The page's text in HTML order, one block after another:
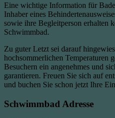
Eine wichtige Information für
Inhaber eines
sowie ihre Begleitperson erhalten
Schwimmbad.
Zu guter Letzt sei darauf
hochsommerlichen Temperaturen
Besuchern ein angenehmes und
garantieren. Freuen Sie sich auf
und buchen Sie schon jetzt Ihre
Schwimmbad Adresse